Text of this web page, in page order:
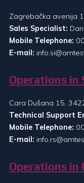
Zagrebačka avenija
Sales Specialist:
Mobile Telephone:
E-mail:
Operations in
Cara Dušana 15,
Technical Support
Mobile Telephone:
E-mail:
Operations in